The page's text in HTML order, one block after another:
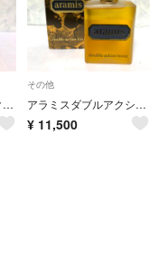
アラミスヘアトニック120ml 未使用
その他
アラミスダブルアクショントニック120ml 未使用
¥ 11,500